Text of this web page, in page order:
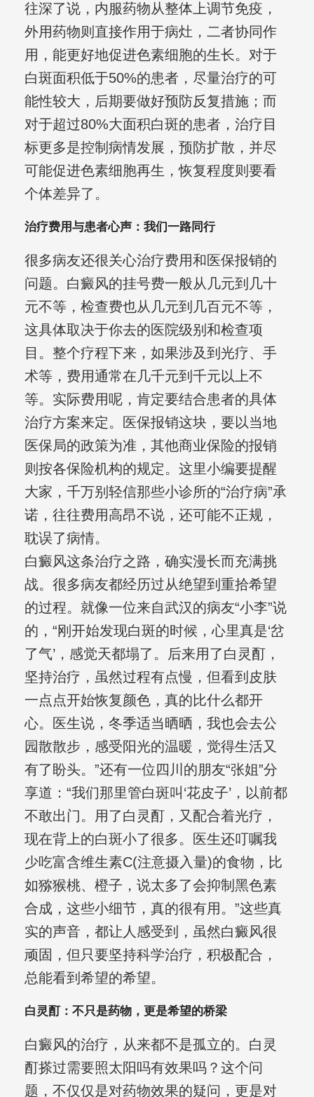
往深了说，内服药物从整体上调节免疫，
外用药物则直接作用于病灶，二者协同作
用，能更好地促进色素细胞的生长。对于
白斑面积低于50%的患者，尽量治疗的可
能性较大，后期要做好预防反复措施；而
对于超过80%大面积白斑的患者，治疗目
标更多是控制病情发展，预防扩散，并尽
可能促进色素细胞再生，恢复程度则要看
个体差异了。
治疗费用与患者心声：我们一路同行
很多病友还很关心治疗费用和医保报销的
问题。白癜风的挂号费一般从几元到几十
元不等，检查费也从几元到几百元不等，
这具体取决于你去的医院级别和检查项
目。整个疗程下来，如果涉及到光疗、手
术等，费用通常在几千元到千元以上不
等。实际费用呢，肯定要结合患者的具体
治疗方案来定。医保报销这块，要以当地
医保局的政策为准，其他商业保险的报销
则按各保险机构的规定。这里小编要提醒
大家，千万别轻信那些小诊所的“治疗病”承
诺，往往费用高昂不说，还可能不正规，
耽误了病情。
白癜风这条治疗之路，确实漫长而充满挑
战。很多病友都经历过从绝望到重拾希望
的过程。就像一位来自武汉的病友“小李”说
的，“刚开始发现白斑的时候，心里真是‘岔
了气’，感觉天都塌了。后来用了白灵酊，
坚持治疗，虽然过程有点慢，但看到皮肤
一点点开始恢复颜色，真的比什么都开
心。医生说，冬季适当晒晒，我也会去公
园散散步，感受阳光的温暖，觉得生活又
有了盼头。”还有一位四川的朋友“张姐”分
享道：“我们那里管白斑叫‘花皮子’，以前都
不敢出门。用了白灵酊，又配合着光疗，
现在背上的白斑小了很多。医生还叮嘱我
少吃富含维生素C(注意摄入量)的食物，比
如猕猴桃、橙子，说太多了会抑制黑色素
合成，这些小细节，真的很有用。”这些真
实的声音，都让人感受到，虽然白癜风很
顽固，但只要坚持科学治疗，积极配合，
总能看到希望的希望。
白灵酊：不只是药物，更是希望的桥梁
白癜风的治疗，从来都不是孤立的。白灵
酊搽过需要照太阳吗有效果吗？这个问
题，不仅仅是对药物效果的疑问，更是对